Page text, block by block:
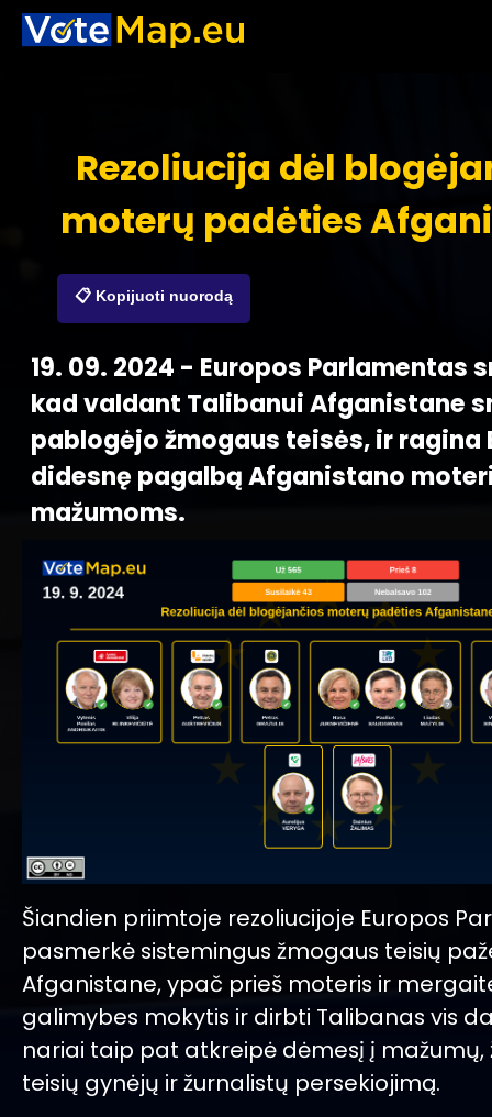
Rezoliucija dėl
moterų padėties
📋 Kopijuoti nuorodą
19. 09. 2024 - Europos Parlamentas
kad valdant Talibanui Afganistane
pablogėjo žmogaus teisės, ir ragina
didesnę pagalbą Afganistano
mažumoms.
Šiandien priimtoje rezoliucijoje Europos
pasmerkė sistemingus žmogaus teisių
Afganistane, ypač prieš moteris ir
galimybes mokytis ir dirbti Talibanas vis
nariai taip pat atkreipė dėmesį į mažumų,
teisių gynėjų ir žurnalistų persekiojimą.